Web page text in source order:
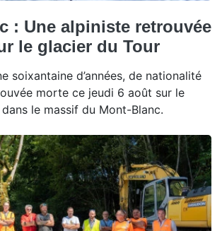
: Une alpiniste retrouvée
le glacier du Tour
soixantaine d’années, de nationalité
morte ce jeudi 6 août sur le
le massif du Mont-Blanc.